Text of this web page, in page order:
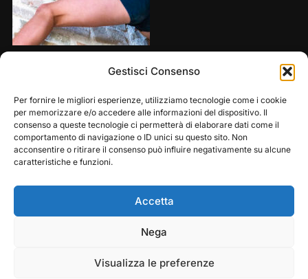
Gestisci Consenso
Per fornire le migliori esperienze, utilizziamo tecnologie come i cookie
per memorizzare e/o accedere alle informazioni del dispositivo. Il
consenso a queste tecnologie ci permetterà di elaborare dati come il
comportamento di navigazione o ID unici su questo sito. Non
acconsentire o ritirare il consenso può influire negativamente su alcune
caratteristiche e funzioni.
Accetta
Nega
Visualizza le preferenze
Copyright © 2026 — Frasassi Climbing Festival. All
Rights Reserved